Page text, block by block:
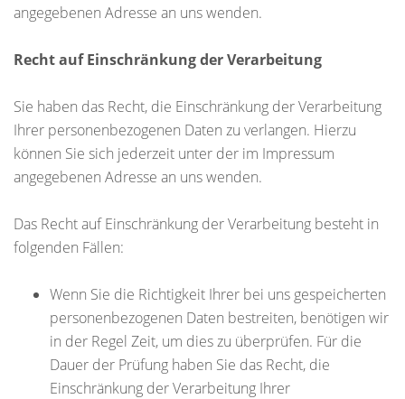
angegebenen Adresse an uns wenden.
Recht auf Einschränkung der Verarbeitung
Sie haben das Recht, die Einschränkung der Verarbeitung
Ihrer personenbezogenen Daten zu verlangen. Hierzu
können Sie sich jederzeit unter der im Impressum
angegebenen Adresse an uns wenden.
Das Recht auf Einschränkung der Verarbeitung besteht in
folgenden Fällen:
Wenn Sie die Richtigkeit Ihrer bei uns gespeicherten
personenbezogenen Daten bestreiten, benötigen wir
in der Regel Zeit, um dies zu überprüfen. Für die
Dauer der Prüfung haben Sie das Recht, die
Einschränkung der Verarbeitung Ihrer